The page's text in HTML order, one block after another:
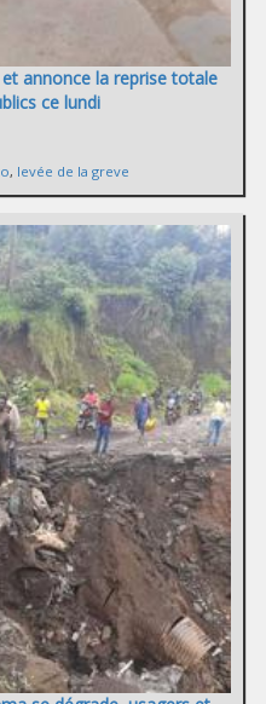
et annonce la reprise totale
ce lundi
, levée de la greve